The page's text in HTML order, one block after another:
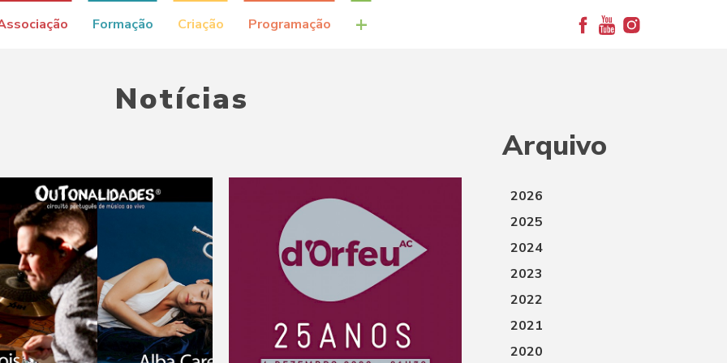
Formação Criação Programação +
Notícias
Arquivo
2026
2025
2024
2023
2022
2021
2020